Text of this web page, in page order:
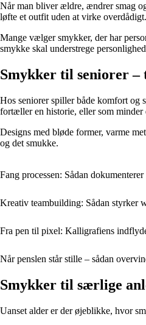
Når man bliver ældre, ændrer smag
løfte et outfit uden at virke overdådigt.
Mange vælger smykker, der har
smykke skal understrege
Smykker til seniorer
Hos seniorer spiller både komfort og
fortæller en historie, eller som
Designs med bløde former, varme
og det smukke.
Fang processen: Sådan
Kreativ teambuilding: Sådan styrker
Fra pen til pixel: Kalligrafiens
Når penslen står stille – sådan
Smykker til særlige
Uanset alder er der øjeblikke, hvor